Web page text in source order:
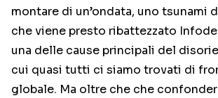
montare di un’ondata, uno tsunami
che viene presto ribattezzato
una delle cause principali del
cui quasi tutti ci siamo trovati di
globale. Ma oltre che che